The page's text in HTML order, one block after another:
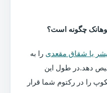
چگونه است؟
یا شقاق مقعدی را به
دهد.در طول این
را در رکتوم شما قرار